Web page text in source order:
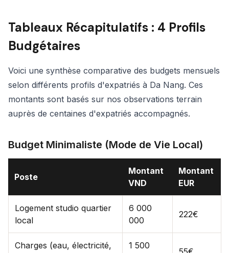
Tableaux Récapitulatifs : 4 Profils
Budgétaires
Voici une synthèse comparative des budgets mensuels
selon différents profils d'expatriés à Da Nang. Ces
montants sont basés sur nos observations terrain
auprès de centaines d'expatriés accompagnés.
Budget Minimaliste (Mode de Vie Local)
Poste
Montant
VND
Montant
EUR
Logement studio quartier
local
6 000
000
222€
Charges (eau, électricité,
1 500